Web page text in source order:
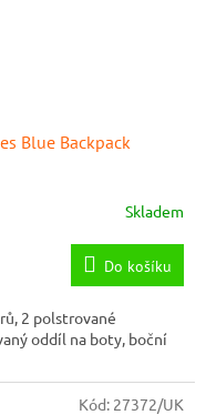
Blue Backpack
Skladem
Do košíku
2 polstrované
oddíl na boty, boční
Kód: 27372/UK